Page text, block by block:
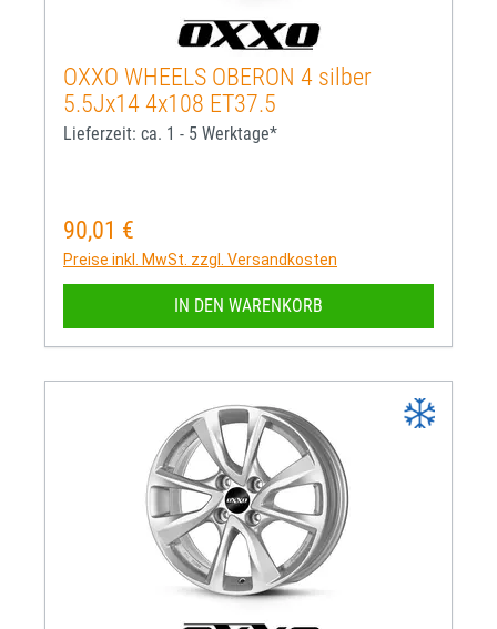
OXXO WHEELS OBERON 4 silber
5.5Jx14 4x108 ET37.5
Lieferzeit: ca. 1 - 5 Werktage*
Regulärer Preis:
90,01 €
Preise inkl. MwSt. zzgl. Versandkosten
IN DEN WARENKORB